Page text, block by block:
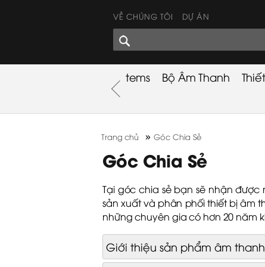
VỀ CHÚNG TÔI DỰ ÁN
GÓC CHIA SẺ
Used Items Bộ Âm Thanh
Trang chủ »Góc Chia Sẻ
Góc Chia Sẻ
Tại góc chia sẻ bạn sẽ nhận
sản xuất và phân phối thiết bị âm
những chuyên gia có hơn 20 năm
Giới thiệu sản phẩm âm